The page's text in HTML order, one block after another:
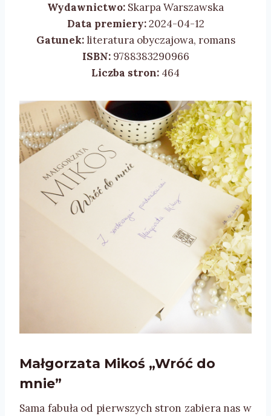
Wydawnictwo: Skarpa Warszawska
Data premiery:2024-04-12
Gatunek:literatura obyczajowa, romans
ISBN:9788383290966
Liczba stron: 464
Małgorzata Mikoś „Wróć do
mnie”
Sama fabuła od pierwszych stron zabiera nas w